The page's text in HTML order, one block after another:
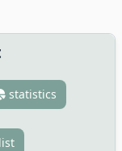
statistics